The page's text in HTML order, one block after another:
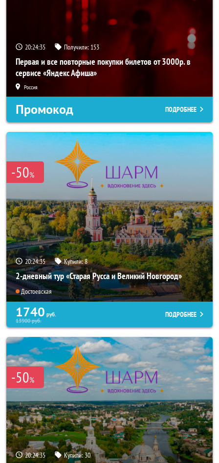
20:24:34 Получили: 153
Первая и все повторные покупки билетов от 3000р. в
сервисе «Яндекс Афиша»
Россия
Промокод ПОДРОБНЕЕ
-50%
20:24:34 Купили:8
2-дневный тур «Старая Русса и Великий Новгород»
Достоевская
1740 руб.
13900руб.
ПОДРОБНЕЕ
-50%
20:24:34 Купили:30